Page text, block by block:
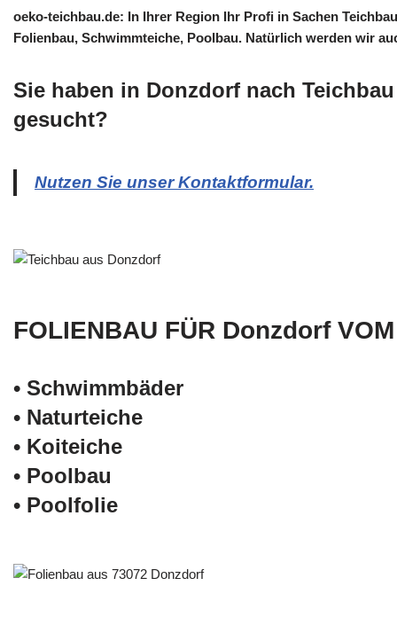
oeko-teichbau.de: In Ihrer Region Ihr Profi in Sachen
Folienbau, Schwimmteiche, Poolbau. Natürlich werden wir
Sie haben in Donzdorf nach
gesucht?
Nutzen Sie unser Kontaktformular.
FOLIENBAU FÜR Donzdorf
• Schwimm­bäder
• Naturteiche
• Koiteiche
• Poolbau
• Poolfolie